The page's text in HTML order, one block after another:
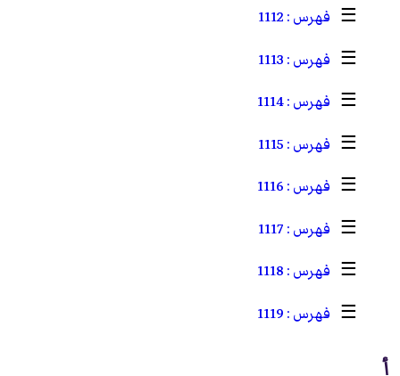
☰
1112
☰
1113
☰
1114
☰
1115
☰
1116
☰
1117
☰
1118
☰
1119
أ